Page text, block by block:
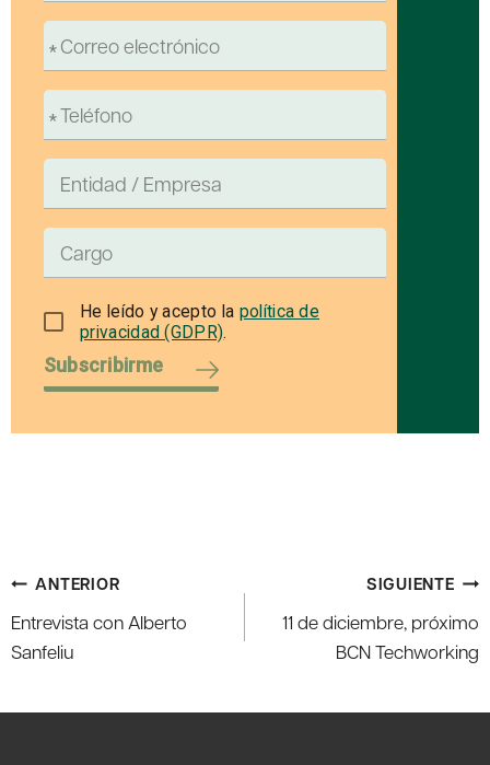
He leído y acepto la política de
privacidad (GDPR).
Subscribirme
Navegación
de
entradas
ANTERIOR
Entrevista con Alberto
Sanfeliu
SIGUIENTE
11 de diciembre, próximo
BCN Techworking